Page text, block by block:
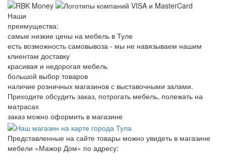
Наши
преимущества:
самые низкие цены на мебель в Туле
есть возможность самовывоза - мы не навязываем нашим
клиентам доставку
красивая и недорогая мебель
большой выбор товаров
наличие розничных магазинов с выставочными залами.
Приходите обсудить заказ, потрогать мебель, полежать на
матрасах
заказ можно оформить в магазине
Представленные на сайте товары можно увидеть в магазине
мебели «Мажор Дом» по адресу: